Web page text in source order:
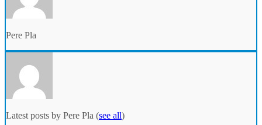
Pere Pla
Latest posts by Pere Pla (see all)